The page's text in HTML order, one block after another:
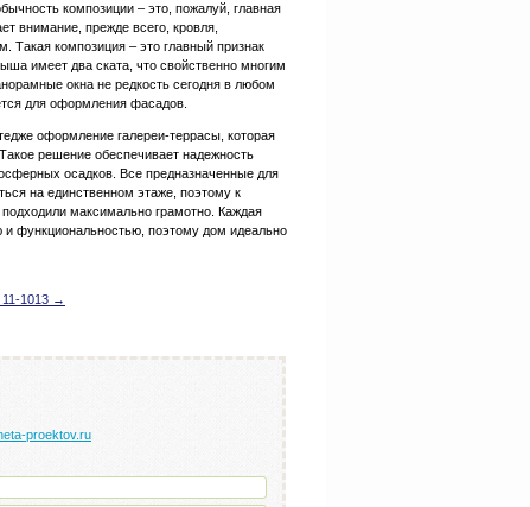
композиции – это, пожалуй, главная
внимание, прежде всего, кровля,
композиция – это главный признак
имеет два ската, что свойственно многим
окна не редкость сегодня в любом
для оформления фасадов.
оформление галереи-террасы, которая
решение обеспечивает надежность
осадков. Все предназначенные для
на единственном этаже, поэтому к
максимально грамотно. Каждая
и функциональностью, поэтому дом идеально
1013 →
proektov.ru